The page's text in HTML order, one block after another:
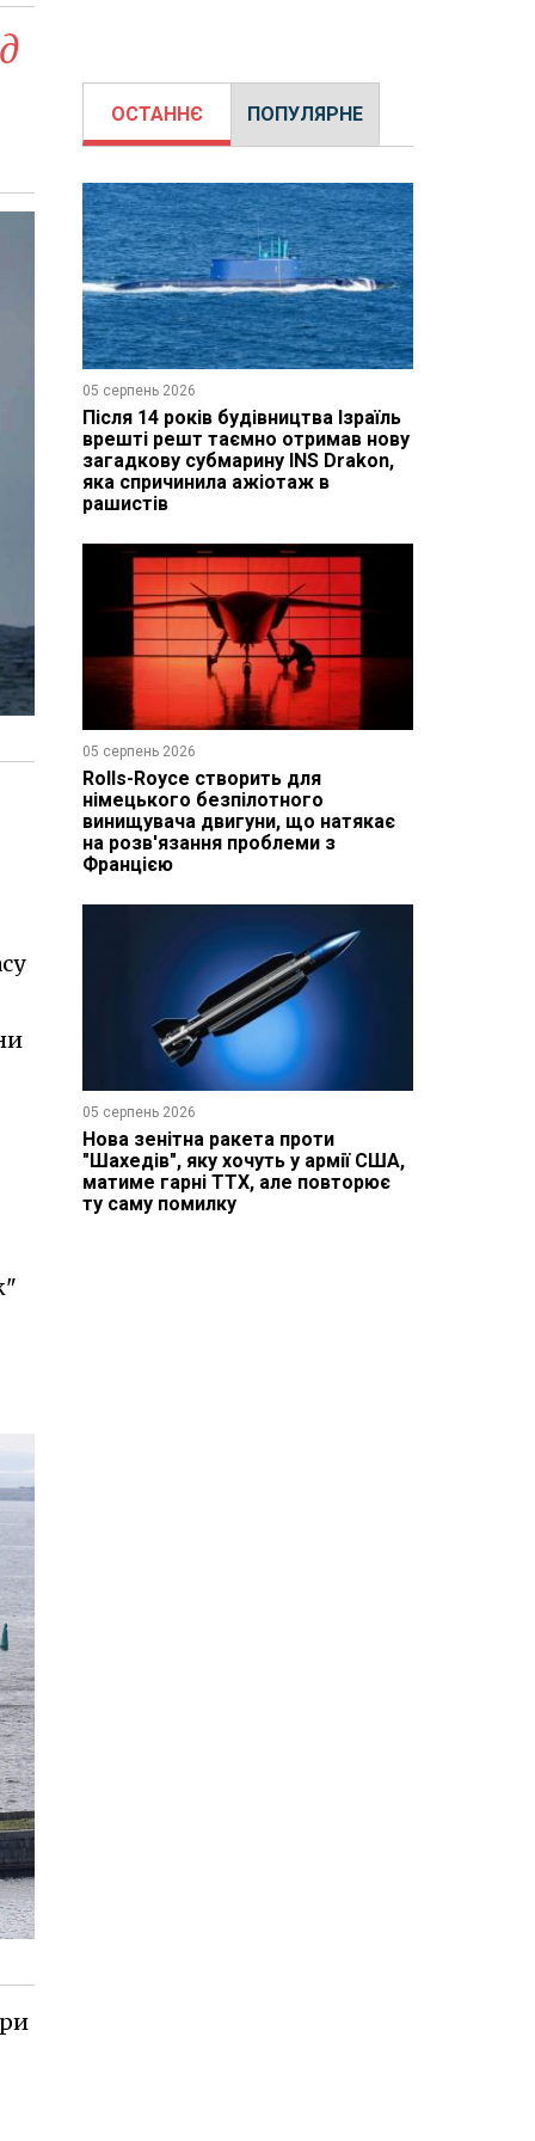
ОСТАННЄ ПОПУЛЯРНЕ
05 серпень 2026
Після 14 років будівництва Ізраїль
врешті решт таємно отримав нову
загадкову субмарину INS Drakon,
яка спричинила ажіотаж в
рашистів
05 серпень 2026
Rolls-Royce створить для
німецького безпілотного
винищувача двигуни, що натякає
на розв'язання проблеми з
Францією
05 серпень 2026
Нова зенітна ракета проти
"Шахедів", яку хочуть у армії США,
матиме гарні ТТХ, але повторює
ту саму помилку